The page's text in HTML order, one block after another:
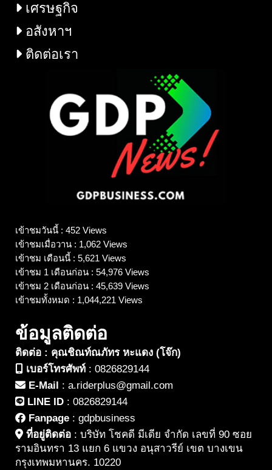
เศรษฐกิจ
อสังหาฯ
ติดต่อเรา
เข้าชมวันนี้ : 452 Views
เข้าชมเมื่อวาน : 1,062 Views
เข้าชม เดือนนี้ : 5,621 Views
เข้าชม 1 เดือนก่อน : 54,976 Views
เข้าชม 2 เดือนก่อน : 45,639 Views
เข้าชมทั้งหมด : 1,044,221 Views
ข้อมูลติดต่อ
ติดต่อ : คุณชิณท์ณภัทร หะแดง (โจ๊ก)
เบอร์โทรศัพท์ : 0826829144
E-Mail : a.riderplus@gmail.com
LINE ID : 0826829144
Fanpage : gdpbusiness
ที่อยู่ติดต่อ : บริษัท โชคดี มีเดีย จำกัด เลขที่ 90 ซอย
รามอินทรา 13 แยก 6 แขวง อนุสาวรีย์ เขต บางเขน
กรุงเทพมหานคร. 10220